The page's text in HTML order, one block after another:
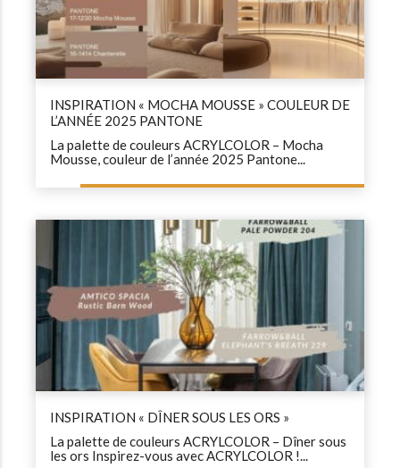
INSPIRATION « MOCHA MOUSSE » COULEUR DE
L’ANNÉE 2025 PANTONE
La palette de couleurs ACRYLCOLOR – Mocha
Mousse, couleur de l’année 2025 Pantone...
INSPIRATION « DÎNER SOUS LES ORS »
La palette de couleurs ACRYLCOLOR – Dîner sous
les ors Inspirez-vous avec ACRYLCOLOR !...